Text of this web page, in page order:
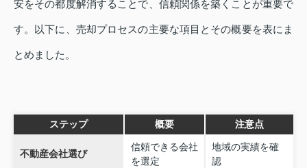
安をその都度解消することで、信頼関係を築くことが重要で
す。以下に、売却プロセスの主要な項目とその概要を表にま
とめました。
ステップ 概要 注意点
不動産会社選び
信頼できる会社
を選定
地域の実績を確
認